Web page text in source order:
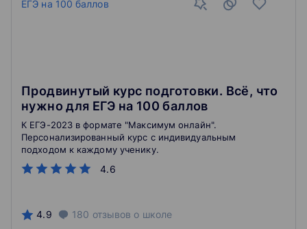
Продвинутый курс подготовки. Всё, что
нужно для ЕГЭ на 100 баллов
4.6
К ЕГЭ-2023 в формате "Максимум онлайн".
Персонализированный курс с индивидуальным
подходом к каждому ученику.
4.9 180 отзывов о школе